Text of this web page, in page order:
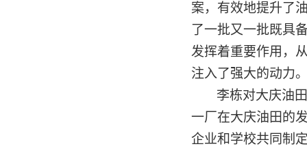
案，有效地提升了
了一批又一批既具
发挥着重要作用，
注入了强大的动力
李栋对大庆油
一厂在大庆油田的
企业和学校共同制